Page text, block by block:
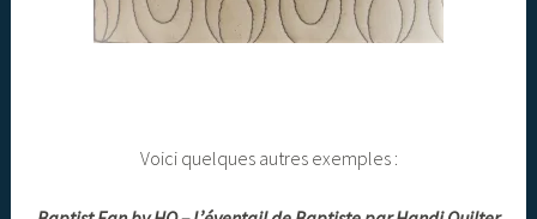
Voici quelques autres exemples :